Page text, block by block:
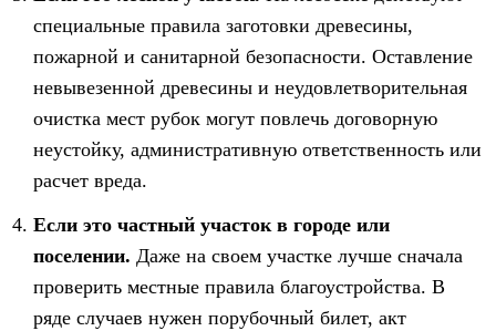
специальные правила заготовки древесины,
пожарной и санитарной безопасности. Оставление
невывезенной древесины и неудовлетворительная
очистка мест рубок могут повлечь договорную
неустойку, административную ответственность или
расчет вреда.
Если это частный участок в городе или
поселении. Даже на своем участке лучше сначала
проверить местные правила благоустройства. В
ряде случаев нужен порубочный билет, акт